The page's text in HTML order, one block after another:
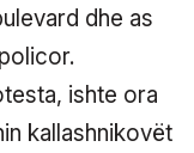
dhe as
ishte ora
kallashnikovët